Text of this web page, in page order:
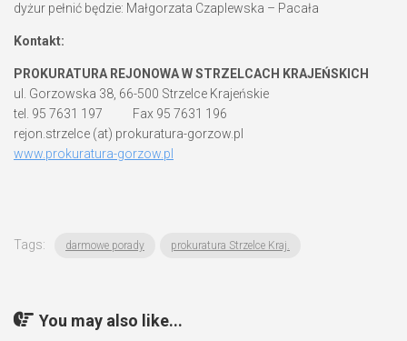
dyżur pełnić będzie: Małgorzata Czaplewska – Pacała
Kontakt:
PROKURATURA REJONOWA W STRZELCACH KRAJEŃSKICH
ul. Gorzowska 38, 66-500 Strzelce Krajeńskie
tel. 95 7631 197 Fax 95 7631 196
rejon.strzelce (at) prokuratura-gorzow.pl
www.prokuratura-gorzow.pl
Tags: darmowe porady prokuratura Strzelce Kraj.
You may also like...